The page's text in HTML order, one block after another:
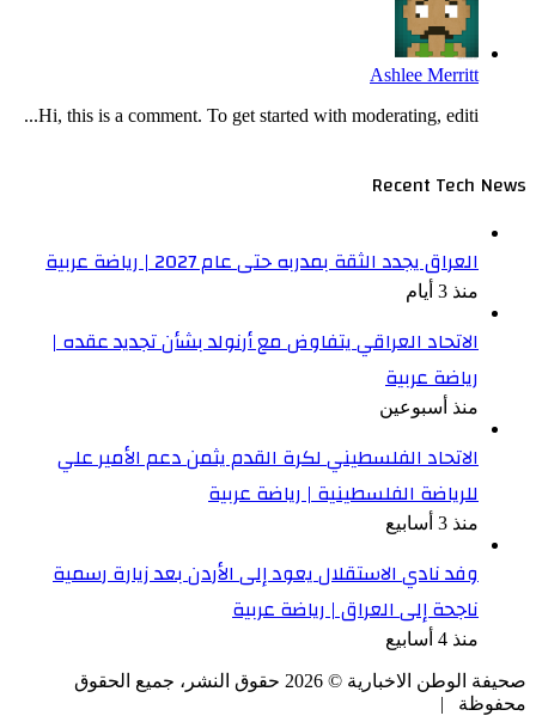
Ashlee Merritt
Hi, this is a comment. To get started with moderating, editi...
Recent Tech News
العراق يجدد الثقة بمدربه حتى عام 2027 | رياضة عربية
منذ 3 أيام
الاتحاد العراقي يتفاوض مع أرنولد بشأن تجديد عقده |
رياضة عربية
منذ أسبوعين
الاتحاد الفلسطيني لكرة القدم يثمن دعم الأمير علي
للرياضة الفلسطينية | رياضة عربية
منذ 3 أسابيع
وفد نادي الاستقلال يعود إلى الأردن بعد زيارة رسمية
ناجحة إلى العراق | رياضة عربية
منذ 4 أسابيع
صحيفة الوطن الاخبارية © 2026 حقوق النشر، جميع الحقوق
محفوظة |